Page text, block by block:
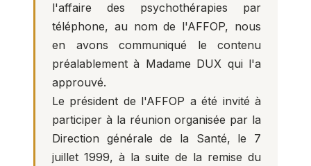
l'affaire des psychothérapies par
téléphone, au nom de l'AFFOP, nous
en avons communiqué le contenu
préalablement à Madame DUX qui l'a
approuvé.
Le président de l'AFFOP a été invité à
participer à la réunion organisée par la
Direction générale de la Santé, le 7
juillet 1999, à la suite de la remise du